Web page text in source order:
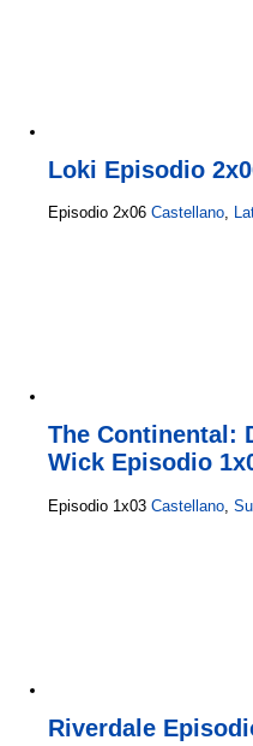
Loki Episodio
Episodio 2x06 Castellano,
The Continental:
Wick Episodio
Episodio 1x03 Castellano
Riverdale